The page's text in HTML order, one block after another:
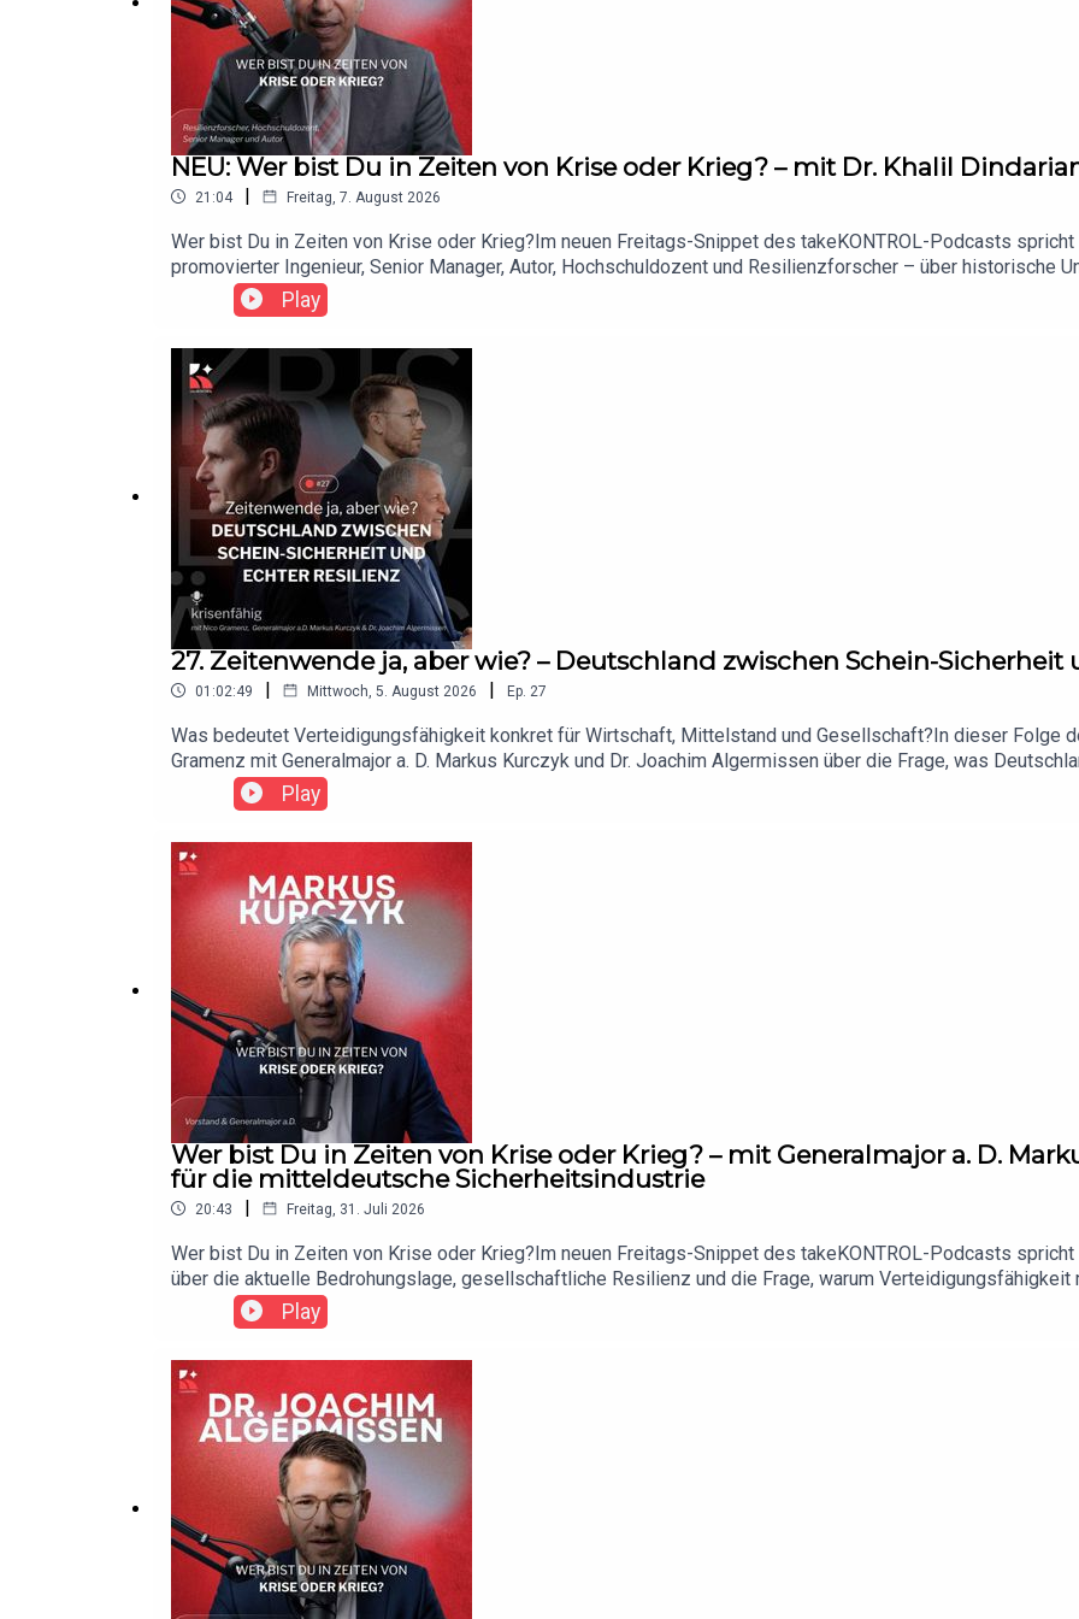
NEU: Wer bist Du in Zeiten von Krise oder Krieg? – mit Dr. Khalil
21:04 | Freitag, 7. August 2026
Wer bist Du in Zeiten von Krise oder Krieg?Im neuen Freitags-Snippet des takeKONTROL-Podcasts spricht
promovierter Ingenieur, Senior Manager, Autor, Hochschuldozent und Resilienzforscher – über historische
Frage, wie Menschen in komplexen Krisen handlungsfähig bleiben.Khalil macht deutlich: Die Zukunft lässt
ist, Muster zu erkennen, sichere Informationen zu nutzen, Szenarien durchzuspielen und als Gesellschaft
organisationaler Resilienz und Lernfähigkeit erscheint kommenden Mittwoch.takeKONTROL – Stärke
Play
27. Zeitenwende ja, aber wie? – Deutschland zwischen Schein-Sicherheit
01:02:49 | Mittwoch, 5. August 2026 | Ep. 27
Was bedeutet Verteidigungsfähigkeit konkret für Wirtschaft, Mittelstand und Gesellschaft?In dieser Folge
Gramenz mit Generalmajor a. D. Markus Kurczyk und Dr. Joachim Algermissen über die Frage, was
für Unternehmen, Fachkräfte und zivile Netzwerke bedeutet.Im Gespräch geht es um aktuelle
Verteidigungsindustrie und die Rolle des Mittelstands im Maschinenraum deutscher Resilienz.Dabei wird
Fachkräfte, die bis 2030 in Richtung Verteidigungsbranche wechseln könnten, über neue industrielle
echte Resilienz werden kann.krisenfähig – der takeKONTROL Podcast mit Nico Gramenz.Stärke beginnt mit
Play
Wer bist Du in Zeiten von Krise oder Krieg? – mit Generalmajor a. D.
für die mitteldeutsche Sicherheitsindustrie
20:43 | Freitag, 31. Juli 2026
Wer bist Du in Zeiten von Krise oder Krieg?Im neuen Freitags-Snippet des takeKONTROL-Podcasts spricht
über die aktuelle Bedrohungslage, gesellschaftliche Resilienz und die Frage, warum
spricht über Krieg in Europa, Angriffe auf Infrastruktur und Datennetze, das Grundgesetz und die Frage,
Effizienzdenken wieder mehr Gemeinschaft, Verantwortung und Widerstandsfähigkeit braucht.Ein Gedanke
Play